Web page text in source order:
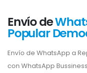
Envío de
Popular
Envío de WhatsApp a
con WhatsApp